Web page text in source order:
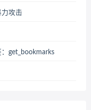
力攻击
get_bookmarks